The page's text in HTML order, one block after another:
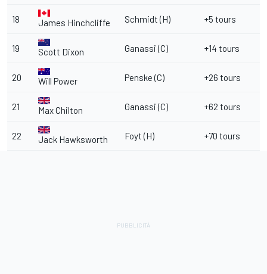
18 James Hinchcliffe Schmidt (H) +5 tours
19 Scott Dixon Ganassi (C) +14 tours
20 Will Power Penske (C) +26 tours
21 Max Chilton Ganassi (C) +62 tours
22 Jack Hawksworth Foyt (H) +70 tours